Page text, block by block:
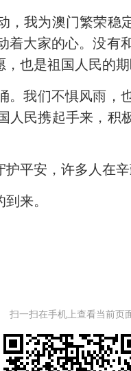
我为澳门繁荣稳
大家的心。没有
也是祖国人民的期
我们不惧风雨，
民携起手来，积
安，许多人在辛
来。
扫一扫在手机上查看当前页